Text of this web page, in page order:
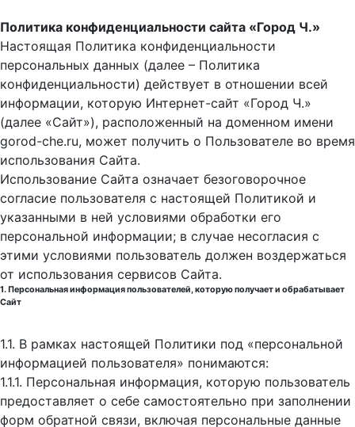
Политика конфиденциальности сайта «Город Ч.»
Настоящая Политика конфиденциальности
персональных данных (далее – Политика
конфиденциальности) действует в отношении всей
информации, которую Интернет-сайт «Город Ч.»
(далее «Сайт»), расположенный на доменном имени
gorod-che.ru, может получить о Пользователе во время
использования Cайта.
Использование Сайта означает безоговорочное
согласие пользователя с настоящей Политикой и
указанными в ней условиями обработки его
персональной информации; в случае несогласия с
этими условиями пользователь должен воздержаться
от использования сервисов Сайта.
1. Персональная информация пользователей, которую получает и обрабатывает
Сайт
1.1. В рамках настоящей Политики под «персональной
информацией пользователя» понимаются:
1.1.1. Персональная информация, которую пользователь
предоставляет о себе самостоятельно при заполнении
форм обратной связи, включая персональные данные